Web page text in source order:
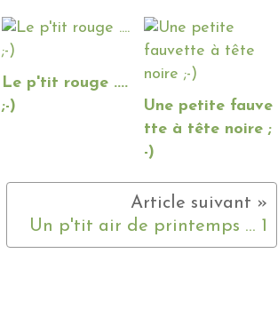
Le p'tit rouge ....
;-)
Une petite fauve
tte à tête noire ;
-)
Un p'tit air de printemps ... 1